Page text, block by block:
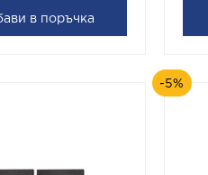
в поръчка
-5%